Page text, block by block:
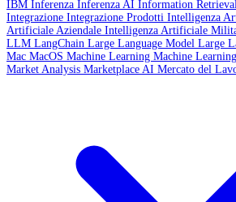
IBM Inferenza Inferenza AI Information Retrieval
Integrazione Integrazione Prodotti Intelligenza
Artificiale Aziendale Intelligenza Artificiale
LLM LangChain Large Language Model Large
Mac MacOS Machine Learning Machine
Market Analysis Marketplace AI Mercato del